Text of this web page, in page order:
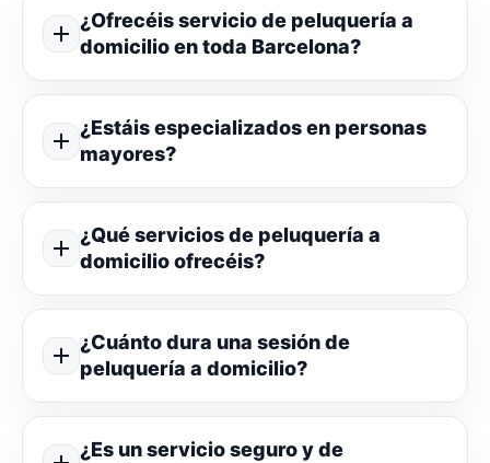
¿Ofrecéis servicio de peluquería a
domicilio en toda Barcelona?
¿Estáis especializados en personas
mayores?
¿Qué servicios de peluquería a
domicilio ofrecéis?
¿Cuánto dura una sesión de
peluquería a domicilio?
¿Es un servicio seguro y de